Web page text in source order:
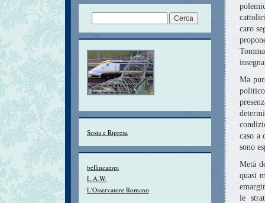
caro
Ma
caso a
sono
Metà
quasi
le
Sosta e Ripresa
bellincampi
L.A.W.
L'Osservatore Romano